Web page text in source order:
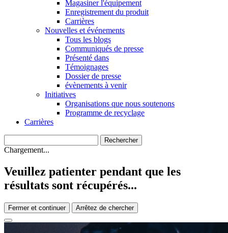
Magasiner l'équipement
Enregistrement du produit
Carrières
Nouvelles et événements
Tous les blogs
Communiqués de presse
Présenté dans
Témoignages
Dossier de presse
évènements à venir
Initiatives
Organisations que nous soutenons
Programme de recyclage
Carrières
Chargement...
Veuillez patienter pendant que les
résultats sont récupérés...
Fermer et continuer Arrêtez de chercher